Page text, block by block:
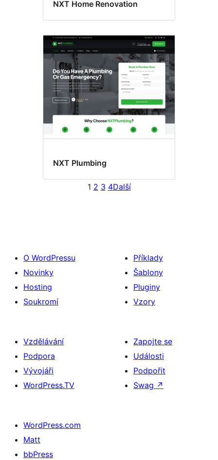
NXT Home Renovation
NXT Plumbing
1 2 3 4Další
O WordPressu
Novinky
Hosting
Soukromí
Příklady
Šablony
Pluginy
Vzory
Vzdělávání
Podpora
Vývojáři
WordPress.TV
Zapojte se
Události
Podpořit
Swag ↗
WordPress.com
Matt
bbPress